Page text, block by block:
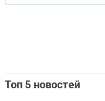
Топ 5 новостей